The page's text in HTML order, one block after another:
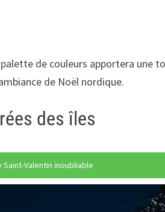
de couleurs apportera une
de Noël nordique.
des îles
Valentin inoubliable